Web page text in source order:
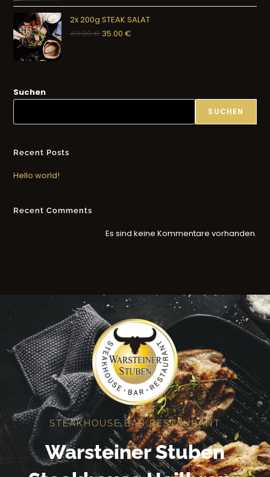
2x 200g STEAK SALAT
43.80€35.00€
Suchen
SUCHEN
Recent Posts
Hello world!
Recent Comments
Es sind keine Kommentare vorhanden.
STEAKHOUSE BAR RESTAURANT
Warsteiner Stuben